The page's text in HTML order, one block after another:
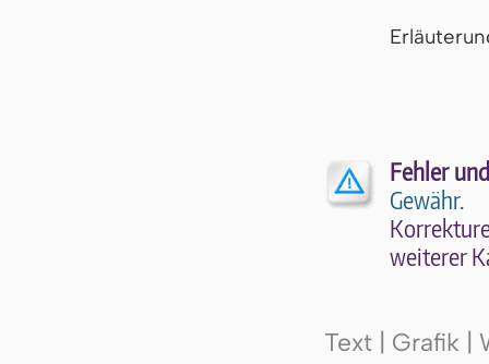
Fehler
Gewähr.
wei­te­rer
Text | Grafik |